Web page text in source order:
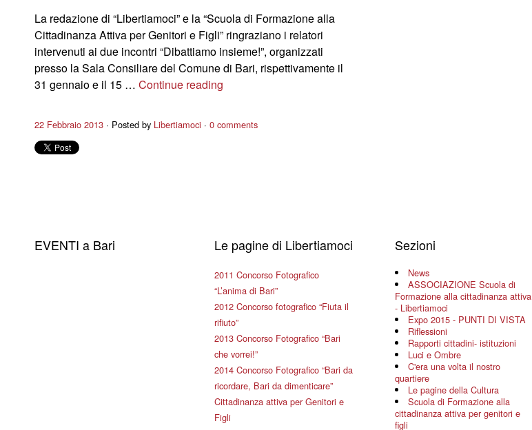
La redazione di “Libertiamoci” e la “Scuola di Formazione alla
Cittadinanza Attiva per Genitori e Figli” ringraziano i relatori
intervenuti ai due incontri “Dibattiamo insieme!”, organizzati
presso la Sala Consiliare del Comune di Bari, rispettivamente il
31 gennaio e il 15 … Continue reading
22 Febbraio 2013 Posted by Libertiamoci 0 comments
EVENTI a Bari Le pagine di Libertiamoci
2011 Concorso Fotografico
“L’anima di Bari”
2012 Concorso fotografico “Fiuta il
rifiuto”
2013 Concorso Fotografico “Bari
che vorrei!”
2014 Concorso Fotografico “Bari da
ricordare, Bari da dimenticare”
Cittadinanza attiva per Genitori e
Figli
Sezioni
News
ASSOCIAZIONE Scuola di
Formazione alla cittadinanza attiva
- Libertiamoci
Expo 2015 - PUNTI DI VISTA
Riflessioni
Rapporti cittadini- istituzioni
Luci e Ombre
C'era una volta il nostro
quartiere
Le pagine della Cultura
Scuola di Formazione alla
cittadinanza attiva per genitori e
figli